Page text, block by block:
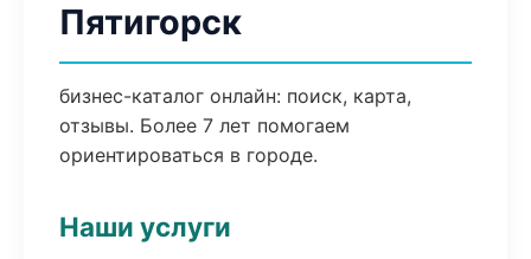
Пятигорск
бизнес-каталог онлайн: поиск, карта,
отзывы. Более 7 лет помогаем
ориентироваться в городе.
Наши услуги